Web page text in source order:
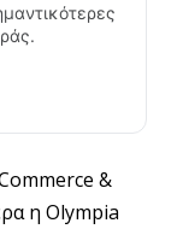
&
η Olympia